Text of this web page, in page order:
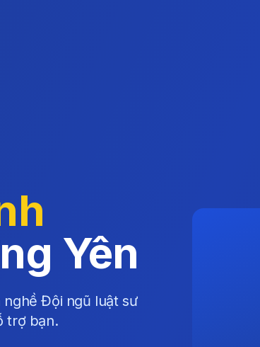
Yên
nghề Đội ngũ luật sư
trợ bạn.